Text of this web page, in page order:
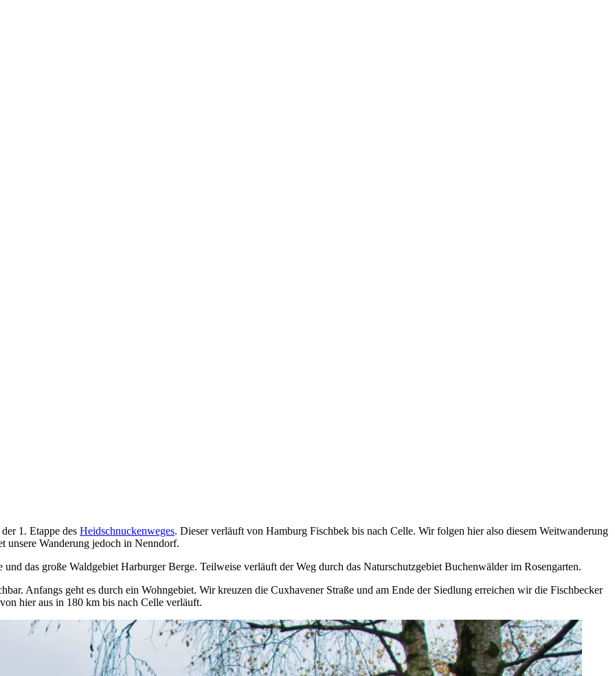
1. Etappe des Heidschnuckenweges. Dieser verläuft von Hamburg Fischbek bis nach Celle. Wir folgen hier also diesem Weitwanderung
unsere Wanderung jedoch in Nenndorf.
das große Waldgebiet Harburger Berge. Teilweise verläuft der Weg durch das Naturschutzgebiet Buchenwälder im Rosengarten.
Anfangs geht es durch ein Wohngebiet. Wir kreuzen die Cuxhavener Straße und am Ende der Siedlung erreichen wir die Fischbecker
hier aus in 180 km bis nach Celle verläuft.